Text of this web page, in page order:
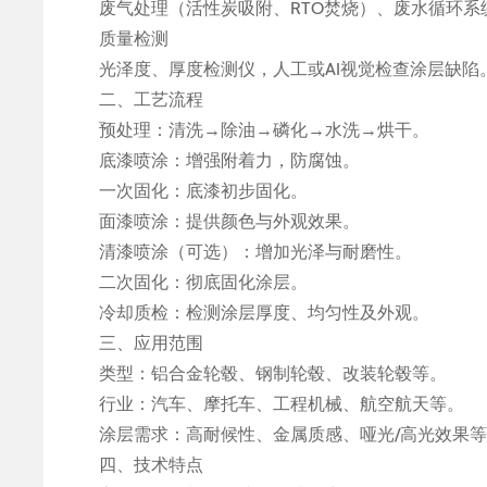
废气处理（活性炭吸附、RTO焚烧）、废水循环系
质量检测
光泽度、厚度检测仪，人工或AI视觉检查涂层缺陷。
二、工艺流程
预处理：清洗→除油→磷化→水洗→烘干。
底漆喷涂：增强附着力，防腐蚀。
一次固化：底漆初步固化。
面漆喷涂：提供颜色与外观效果。
清漆喷涂（可选）：增加光泽与耐磨性。
二次固化：彻底固化涂层。
冷却质检：检测涂层厚度、均匀性及外观。
三、应用范围
类型：铝合金轮毂、钢制轮毂、改装轮毂等。
行业：汽车、摩托车、工程机械、航空航天等。
涂层需求：高耐候性、金属质感、哑光/高光效果等
四、技术特点